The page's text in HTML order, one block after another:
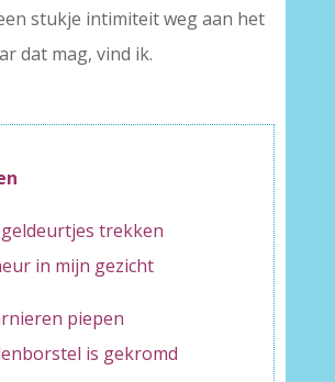
stukje intimiteit weg aan het
dat mag, vind ik.
trekken
in mijn gezicht
piepen
is gekromd